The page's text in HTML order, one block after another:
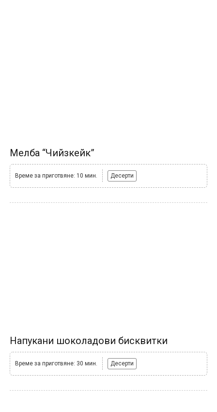
Мелба “Чийзкейк”
Време за приготвяне: 10 мин. Десерти
Напукани шоколадови бисквитки
Време за приготвяне: 30 мин. Десерти